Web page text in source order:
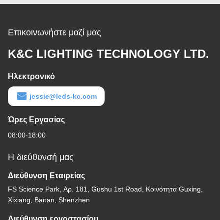
γωνιών
Επικοινωνήστε μαζί μας
K&C LIGHTING TECHNOLOGY LTD.
Ηλεκτρονικό
jessie@leds-kc.com
Ώρες Εργασίας
08:00-18:00
Η διεύθυνσή μας
Διεύθυνση Εταιρείας
FS Science Park, Αρ. 181, Gushu 1st Road, Κοινότητα Guxing,
Xixiang, Baoan, Shenzhen